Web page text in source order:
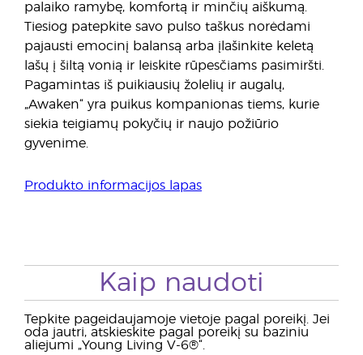
palaiko ramybę, komfortą ir minčių aiškumą.
Tiesiog patepkite savo pulso taškus norėdami
pajausti emocinį balansą arba įlašinkite keletą
lašų į šiltą vonią ir leiskite rūpesčiams pasimiršti.
Pagamintas iš puikiausių žolelių ir augalų,
„Awaken“ yra puikus kompanionas tiems, kurie
siekia teigiamų pokyčių ir naujo požiūrio
gyvenime.
Produkto informacijos lapas
Kaip naudoti
Tepkite pageidaujamoje vietoje pagal poreikį. Jei
oda jautri, atskieskite pagal poreikį su baziniu
aliejumi „Young Living V-6®“.